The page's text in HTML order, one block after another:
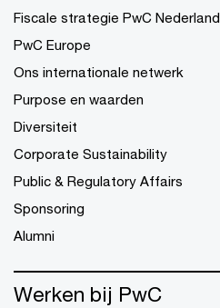
Fiscale strategie PwC Nederland
PwC Europe
Ons internationale netwerk
Purpose en waarden
Diversiteit
Corporate Sustainability
Public & Regulatory Affairs
Sponsoring
Alumni
Werken bij PwC